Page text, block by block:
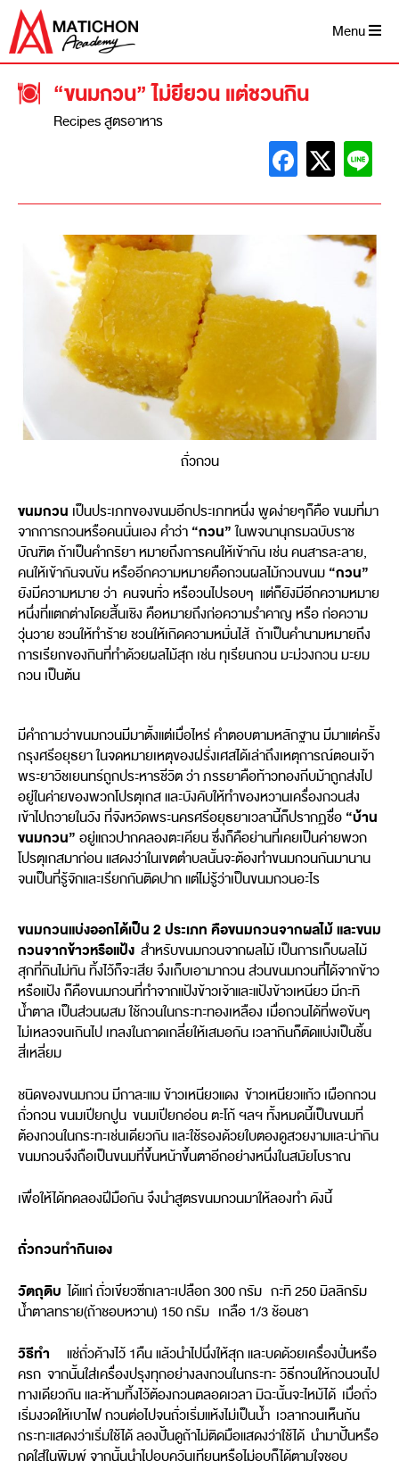
Menu
“ขนมกวน” ไม่ยียวน แต่ชวนกิน
Recipes สูตรอาหาร
ถั่วกวน
ขนมกวน เป็นประเภทของขนมอีกประเภทหนึ่ง พูดง่ายๆก็คือ ขนมที่มา
จากการกวนหรือคนนั่นเอง คำว่า “กวน”ในพจนานุกรมฉบับราช
บัณฑิต ถ้าเป็นคำกริยา หมายถึงการคนให้เข้ากัน เช่น คนสารละลาย,
คนให้เข้ากันจนข้น หรืออีกความหมายคือกวนผลไม้กวนขนม “กวน”
ยังมีความหมาย ว่า คนจนทั่ว หรือวนไปรอบๆ แต่ก็ยังมีอีกความหมาย
หนึ่งที่แตกต่างโดยสิ้นเชิง คือหมายถึงก่อความรำคาญ หรือ ก่อความ
วุ่นวาย ชวนให้ทำร้าย ชวนให้เกิดความหมั่นไส้ ถ้าเป็นคำนามหมายถึง
การเรียกของกินที่ทำด้วยผลไม้สุก เช่น ทุเรียนกวน มะม่วงกวน มะยม
กวน เป็นต้น
มีคำถามว่าขนมกวนมีมาตั้งแต่เมื่อไหร่ คำตอบตามหลักฐาน มีมาแต่ครั้ง
กรุงศรีอยุธยา ในจดหมายเหตุของฝรั่งเศสได้เล่าถึงเหตุการณ์ตอนเจ้า
พระยาวิชเยนทร์ถูกประหารชีวิต ว่า ภรรยาคือท้าวทองกีบม้าถูกส่งไป
อยู่ในค่ายของพวกโปรตุเกส และบังคับให้ทำของหวานเครื่องกวนส่ง
เข้าไปถวายในวัง ที่จังหวัดพระนครศรีอยุธยาเวลานี้ก็ปรากฏชื่อ “บ้าน
ขนมกวน” อยู่แถวปากคลองตะเคียน ซึ่งก็คือย่านที่เคยเป็นค่ายพวก
โปรตุเกสมาก่อน แสดงว่าในเขตตำบลนั้นจะต้องทำขนมกวนกันมานาน
จนเป็นที่รู้จักและเรียกกันติดปาก แต่ไม่รู้ว่าเป็นขนมกวนอะไร
ขนมกวนแบ่งออกได้เป็น 2 ประเภท คือขนมกวนจากผลไม้ และขนม
กวนจากข้าวหรือแป้ง สำหรับขนมกวนจากผลไม้ เป็นการเก็บผลไม้
สุกที่กินไม่ทัน ทิ้งไว้ก็จะเสีย จึงเก็บเอามากวน ส่วนขนมกวนที่ได้จากข้าว
หรือแป้ง ก็คือขนมกวนที่ทำจากแป้งข้าวเจ้าและแป้งข้าวเหนียว มีกะทิ
น้ำตาล เป็นส่วนผสม ใช้กวนในกระทะทองเหลือง เมื่อกวนได้ที่พอข้นๆ
ไม่เหลวจนเกินไป เทลงในถาดเกลี่ยให้เสมอกัน เวลากินก็ตัดแบ่งเป็นชิ้น
สี่เหลี่ยม
ชนิดของขนมกวน มีกาละแม ข้าวเหนียวแดง ข้าวเหนียวแก้ว เผือกกวน
ถั่วกวน ขนมเปียกปูน ขนมเปียกอ่อน ตะโก้ ฯลฯ ทั้งหมดนี้เป็นขนมที่
ต้องกวนในกระทะเช่นเดียวกัน และใช้รองด้วยใบตองดูสวยงามและน่ากิน
ขนมกวนจึงถือเป็นขนมที่ขึ้นหน้าขึ้นตาอีกอย่างหนึ่งในสมัยโบราณ
เพื่อให้ได้ทดลองฝีมือกัน จึงนำสูตรขนมกวนมาให้ลองทำ ดังนี้
ถั่วกวนทำกินเอง
วัตถุดิบ ได้แก่ ถั่วเขียวซีกเลาะเปลือก 300 กรัม กะทิ 250 มิลลิกรัม
น้ำตาลทราย(ถ้าชอบหวาน) 150 กรัม เกลือ 1/3 ช้อนชา
วิธีทำ แช่ถั่วค้างไว้ 1คืน แล้วนำไปนึ่งให้สุก และบดด้วยเครื่องปั่นหรือ
ครก จากนั้นใส่เครื่องปรุงทุกอย่างลงกวนในกระทะ วิธีกวนให้กวนวนไป
ทางเดียวกัน และห้ามทิ้งไว้ต้องกวนตลอดเวลา มิฉะนั้นจะไหม้ได้ เมื่อถั่ว
เริ่มงวดให้เบาไฟ กวนต่อไปจนถั่วเริ่มแห้งไม่เป็นน้ำ เวลากวนเห็นก้น
กระทะแสดงว่าเริ่มใช้ได้ ลองปั้นดูถ้าไม่ติดมือแสดงว่าใช้ได้ นำมาปั้นหรือ
กดใส่ในพิมพ์ จากนั้นนำไปอบควันเทียนหรือไม่อบก็ได้ตามใจชอบ